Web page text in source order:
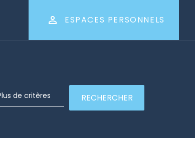
ESPACES PERSONNELS